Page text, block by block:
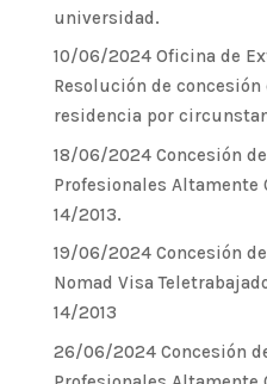
universidad.
10/06/2024 Oficina de
Resolución de
residencia por
18/06/2024 Concesión
Profesionales Altamente
14/2013.
19/06/2024 Concesión
Nomad Visa
14/2013
26/06/2024 Concesión